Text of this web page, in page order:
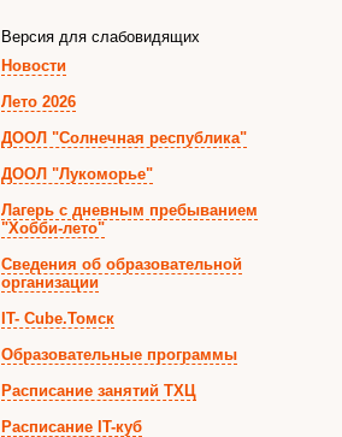
Версия для слабовидящих
Новости
Лето 2026
ДООЛ "Солнечная республика"
ДООЛ "Лукоморье"
Лагерь с дневным пребыванием
"Хобби-лето"
Сведения об образовательной
организации
IT- Cube.Томск
Образовательные программы
Расписание занятий ТХЦ
Расписание IT-куб